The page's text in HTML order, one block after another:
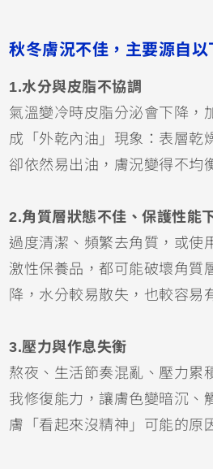
秋冬膚況不佳，主要源自以
1.水分與皮脂不協調
氣溫變冷時皮脂分泌會下降，
成「外乾內油」現象：表層乾
卻依然易出油，膚況變得不均
2.角質層狀態不佳、保護性能
過度清潔、頻繁去角質，或使
激性保養品，都可能破壞角質
降，水分較易散失，也較容易
3.壓力與作息失衡
熬夜、生活節奏混亂、壓力累
我修復能力，讓膚色變暗沉、
膚「看起來沒精神」可能的原